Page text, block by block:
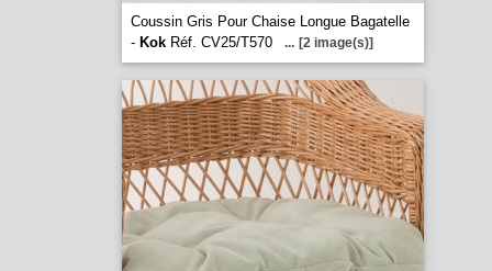
Coussin Gris Pour Chaise Longue Bagatelle
- KokRéf. CV25/T570 ... [2 image(s)]